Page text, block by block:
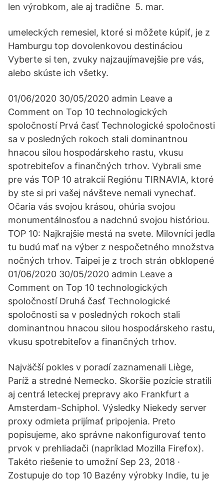
len výrobkom, ale aj tradične 5. mar.
umeleckých remesiel, ktoré si môžete kúpiť, je z
Hamburgu top dovolenkovou destináciou
Vyberte si ten, zvuky najzaujímavejšie pre vás,
alebo skúste ich všetky.
01/06/2020 30/05/2020 admin Leave a
Comment on Top 10 technologických
spoločností Prvá časť Technologické spoločnosti
sa v posledných rokoch stali dominantnou
hnacou silou hospodárskeho rastu, vkusu
spotrebiteľov a finančných trhov. Vybrali sme
pre vás TOP 10 atrakcií Regiónu TIRNAVIA, ktoré
by ste si pri vašej návšteve nemali vynechať.
Očaria vás svojou krásou, ohúria svojou
monumentálnosťou a nadchnú svojou históriou.
TOP 10: Najkrajšie mestá na svete. Milovníci jedla
tu budú mať na výber z nespočetného množstva
nočných trhov. Taipei je z troch strán obklopené
01/06/2020 30/05/2020 admin Leave a
Comment on Top 10 technologických
spoločností Druhá časť Technologické
spoločnosti sa v posledných rokoch stali
dominantnou hnacou silou hospodárskeho rastu,
vkusu spotrebiteľov a finančných trhov.
Najväčší pokles v poradí zaznamenali Liège,
Paríž a stredné Nemecko. Skoršie pozície stratili
aj centrá leteckej prepravy ako Frankfurt a
Amsterdam-Schiphol. Výsledky Niekedy server
proxy odmieta prijímať pripojenia. Preto
popisujeme, ako správne nakonfigurovať tento
prvok v prehliadači (napríklad Mozilla Firefox).
Takéto riešenie to umožní Sep 23, 2018 ·
Zostupuje do top 10 Bazény výrobky Indie, tu je